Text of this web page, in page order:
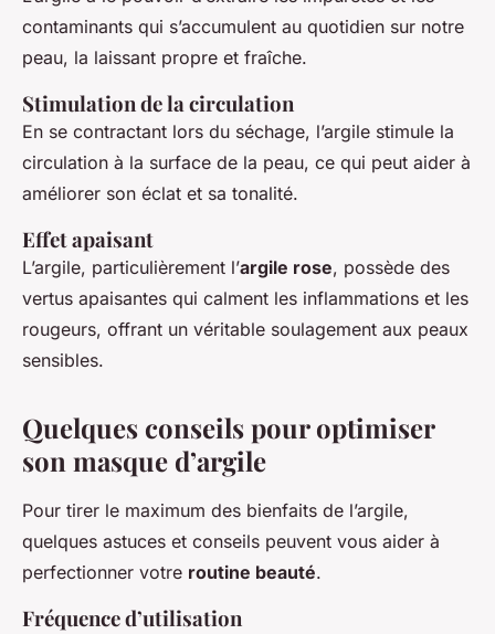
contaminants qui s’accumulent au quotidien sur notre
peau, la laissant propre et fraîche.
Stimulation de la circulation
En se contractant lors du séchage, l’argile stimule la
circulation à la surface de la peau, ce qui peut aider à
améliorer son éclat et sa tonalité.
Effet apaisant
L’argile, particulièrement l’argile rose, possède des
vertus apaisantes qui calment les inflammations et les
rougeurs, offrant un véritable soulagement aux peaux
sensibles.
Quelques conseils pour optimiser
son masque d’argile
Pour tirer le maximum des bienfaits de l’argile,
quelques astuces et conseils peuvent vous aider à
perfectionner votre routine beauté.
Fréquence d’utilisation